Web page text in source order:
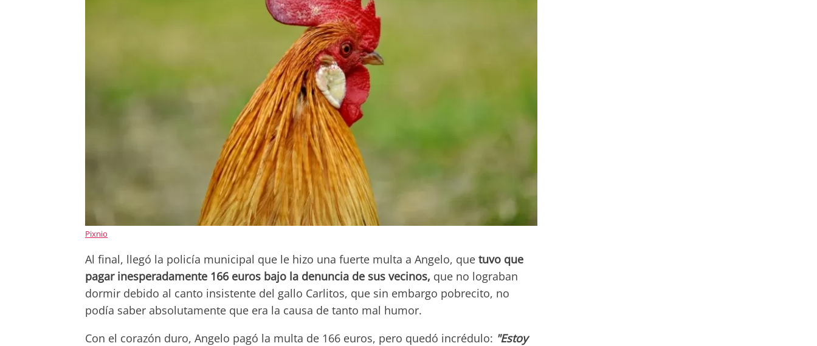
Pixnio
Al final, llegó la policía municipal que le hizo una fuerte multa a Angelo, que tuvo que
pagar inesperadamente 166 euros bajo la denuncia de sus vecinos, que no lograban
dormir debido al canto insistente del gallo Carlitos, que sin embargo pobrecito, no
podía saber absolutamente que era la causa de tanto mal humor.
Con el corazón duro, Angelo pagó la multa de 166 euros, pero quedó incrédulo: "Estoy